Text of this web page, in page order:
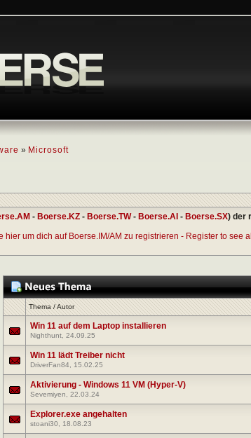
» Microsoft
- Boerse.KZ - Boerse.TW- Boerse.AI - Boerse.SX) der
hier um dich auf Boerse.IM/AM zu registrieren - Register to see
Thema/Autor
Win 11 auf dem Laptop installieren
Nighthunt, 24.09.25
Win 11 lädt Treiber nicht
DriverFan84, 15.02.25
Aktivierung - Windows 11 VM (Hyper-V)
Sevemiyen, 22.03.24
Explorer.exe angehalten
stoani30, 18.08.23